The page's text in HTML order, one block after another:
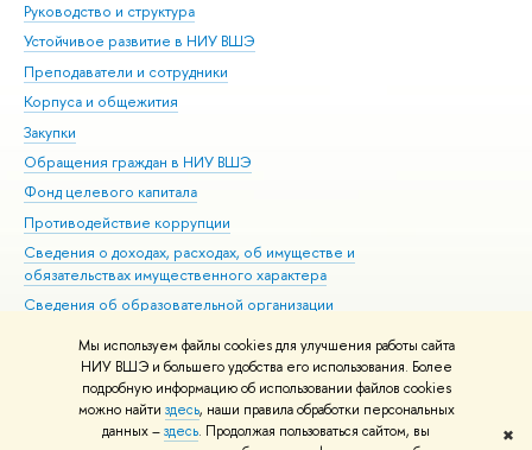
Мы используем файлы cookies для улучшения работы сайта
НИУ ВШЭ и большего удобства его использования. Более
подробную информацию об использовании файлов cookies
можно найти здесь, наши правила обработки персональных
данных –здесь. Продолжая пользоваться сайтом, вы
✖
Руководство и структура
Устойчивое развитие в НИУ ВШЭ
Преподаватели и сотрудники
Корпуса и общежития
Закупки
Обращения граждан в НИУ ВШЭ
Фонд целевого капитала
Противодействие коррупции
Сведения о доходах, расходах, об имуществе и
обязательствах имущественного характера
Сведения об образовательной организации
Людям с ограниченными возможностями здоровья
Единая платежная страница
Работа в Вышке